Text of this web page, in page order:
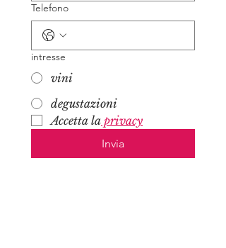
Telefono
intresse
vini
degustazioni
Accetta la privacy
Invia